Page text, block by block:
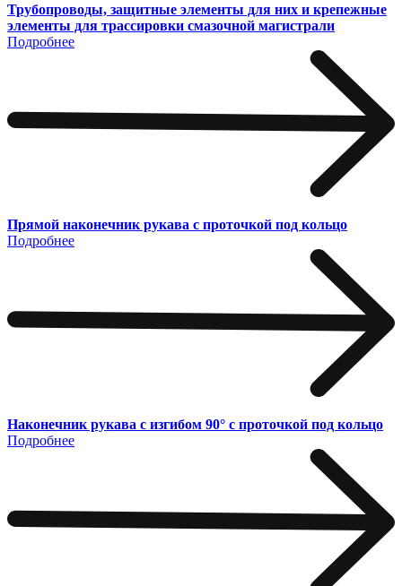
Трубопроводы, защитные элементы для них и крепежные
элементы для трассировки смазочной магистрали
Подробнее
Прямой наконечник рукава с проточкой под кольцо
Подробнее
Наконечник рукава с изгибом 90° с проточкой под кольцо
Подробнее